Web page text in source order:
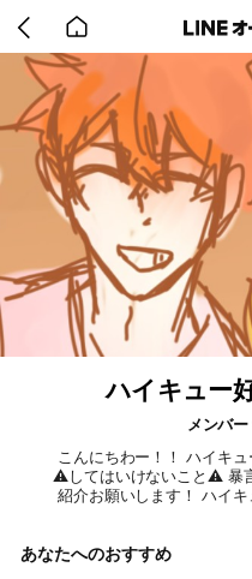
back
to
home
ハイキュー
メンバ
こんにちわー！！ ハイキ
⚠してはいけないこと⚠ 暴言 あらし 入ったらノートに、自己
紹介お願いします！ ハイ
をつけて、投
あなたへのおすすめ